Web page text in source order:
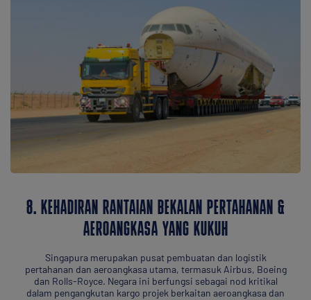
8. KEHADIRAN RANTAIAN BEKALAN PERTAHANAN &
AEROANGKASA YANG KUKUH
Singapura merupakan pusat pembuatan dan logistik
pertahanan dan aeroangkasa utama, termasuk Airbus, Boeing
dan Rolls-Royce. Negara ini berfungsi sebagai nod kritikal
dalam pengangkutan kargo projek berkaitan aeroangkasa dan